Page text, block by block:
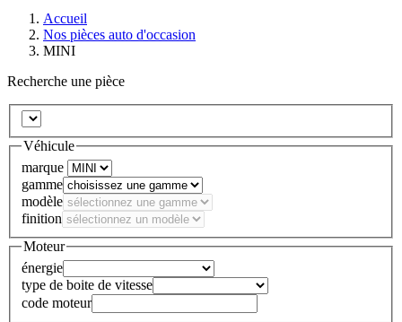
Accueil
Nos pièces auto d'occasion
MINI
Recherche une pièce
Véhicule
marque
gamme
modèle
finition
Moteur
énergie
type de boite de vitesse
code moteur